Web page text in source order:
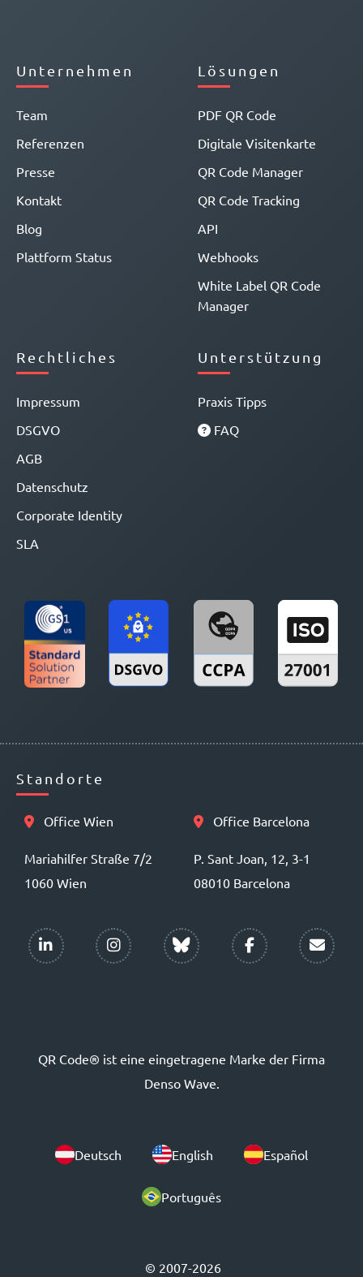
Unternehmen
Team
Referenzen
Presse
Kontakt
Blog
Plattform Status
Lösungen
PDF QR Code
Digitale Visitenkarte
QR Code Manager
QR Code Tracking
API
Webhooks
White Label QR Code
Manager
Rechtliches
Impressum
DSGVO
AGB
Datenschutz
Corporate Identity
SLA
Unterstützung
Praxis Tipps
FAQ
Standorte
Office Wien
Mariahilfer Straße 7/2
1060 Wien
Office Barcelona
P. Sant Joan, 12, 3-1
08010 Barcelona
QR Code® ist eine eingetragene Marke der Firma
Denso Wave.
Deutsch English Español
Português
© 2007-2026